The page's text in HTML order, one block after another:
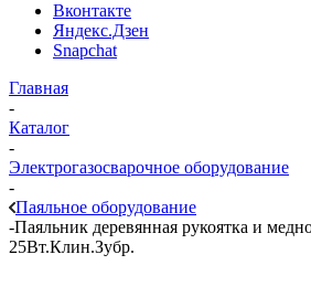
Вконтакте
Яндекс.Дзен
Snapchat
Главная
-
Каталог
-
Электрогазосварочное оборудование
-
Паяльное оборудование
-Паяльник деревянная рукоятка и
25Вт.Клин.Зубр.